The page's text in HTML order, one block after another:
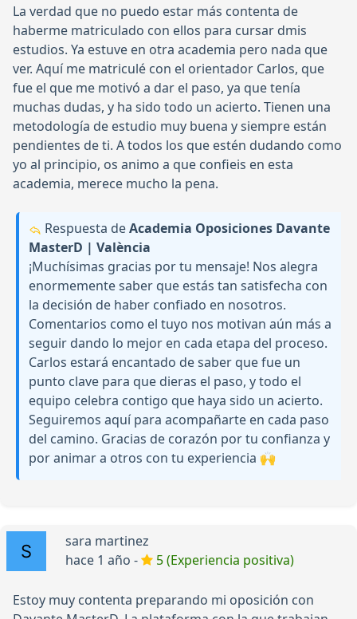
La verdad que no puedo estar más contenta de
haberme matriculado con ellos para cursar dmis
estudios. Ya estuve en otra academia pero nada que
ver. Aquí me matriculé con el orientador Carlos, que
fue el que me motivó a dar el paso, ya que tenía
muchas dudas, y ha sido todo un acierto. Tienen una
metodología de estudio muy buena y siempre están
pendientes de ti. A todos los que estén dudando como
yo al principio, os animo a que confieis en esta
academia, merece mucho la pena.
Respuesta deAcademia Oposiciones Davante
MasterD | València
¡Muchísimas gracias por tu mensaje! Nos alegra
enormemente saber que estás tan satisfecha con
la decisión de haber confiado en nosotros.
Comentarios como el tuyo nos motivan aún más a
seguir dando lo mejor en cada etapa del proceso.
Carlos estará encantado de saber que fue un
punto clave para que dieras el paso, y todo el
equipo celebra contigo que haya sido un acierto.
Seguiremos aquí para acompañarte en cada paso
del camino. Gracias de corazón por tu confianza y
por animar a otros con tu experiencia 🙌
sara martinez
hace 1 año -
5 (Experiencia positiva)
Estoy muy contenta preparando mi oposición con